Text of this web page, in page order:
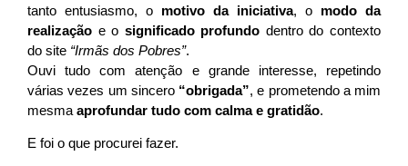
tanto entusiasmo, o motivo da iniciativa, o modo da
realização e o significado profundo dentro do contexto
do site “Irmãs dos Pobres”.
Ouvi tudo com atenção e grande interesse, repetindo
várias vezes um sincero “obrigada”, e prometendo a mim
mesma aprofundar tudo com calma e gratidão.
E foi o que procurei fazer.